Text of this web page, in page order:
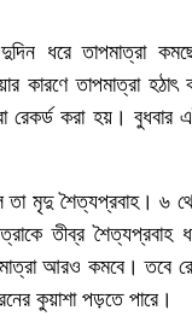
ধরে তাপমাত্রা
কারণে তাপমাত্রা
রেকর্ড করা হয়। বুধবার
তা মৃদু শৈত্যপ্রবাহ। ৬
তীব্র
আরও কমবে। তবে
কুয়াশা পড়তে পারে।